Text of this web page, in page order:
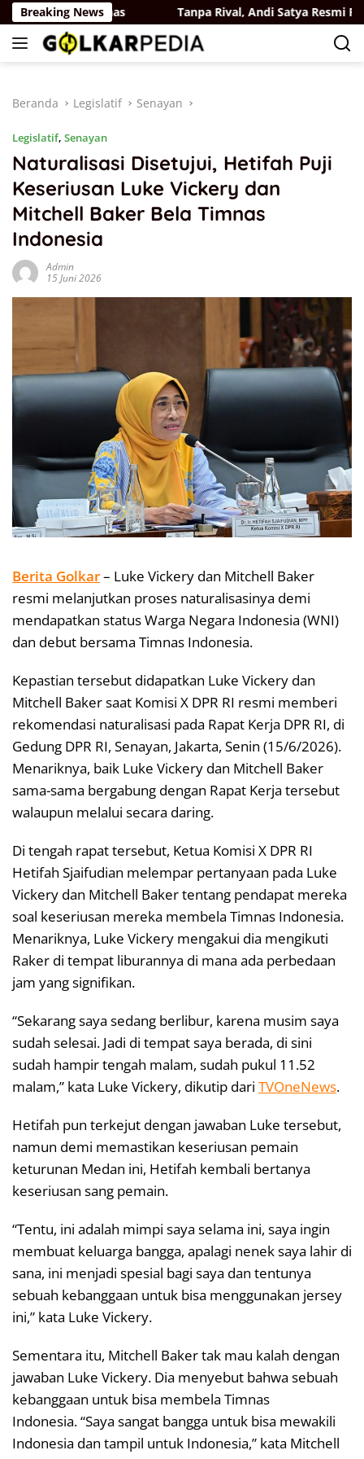
Langsung
ke
konten
Breaking News
RUU Sisdiknas Tanpa Rival, Andi Satya Resmi
Beranda Legislatif Senayan
Legislatif, Senayan
Naturalisasi Disetujui, Hetifah Puji
Keseriusan Luke Vickery dan
Mitchell Baker Bela Timnas
Indonesia
Admin
15 Juni 2026
Berita Golkar– Luke Vickery dan Mitchell Baker
resmi melanjutkan proses naturalisasinya demi
mendapatkan status Warga Negara Indonesia (WNI)
dan debut bersama Timnas Indonesia.
Kepastian tersebut didapatkan Luke Vickery dan
Mitchell Baker saat Komisi X DPR RI resmi memberi
rekomendasi naturalisasi pada Rapat Kerja DPR RI, di
Gedung DPR RI, Senayan, Jakarta, Senin (15/6/2026).
Menariknya, baik Luke Vickery dan Mitchell Baker
sama-sama bergabung dengan Rapat Kerja tersebut
walaupun melalui secara daring.
Di tengah rapat tersebut, Ketua Komisi X DPR RI
Hetifah Sjaifudian melempar pertanyaan pada Luke
Vickery dan Mitchell Baker tentang pendapat mereka
soal keseriusan mereka membela Timnas Indonesia.
Menariknya, Luke Vickery mengakui dia mengikuti
Raker di tempat liburannya di mana ada perbedaan
jam yang signifikan.
“Sekarang saya sedang berlibur, karena musim saya
sudah selesai. Jadi di tempat saya berada, di sini
sudah hampir tengah malam, sudah pukul 11.52
malam,” kata Luke Vickery, dikutip dari TVOneNews.
Hetifah pun terkejut dengan jawaban Luke tersebut,
namun demi memastikan keseriusan pemain
keturunan Medan ini, Hetifah kembali bertanya
keseriusan sang pemain.
“Tentu, ini adalah mimpi saya selama ini, saya ingin
membuat keluarga bangga, apalagi nenek saya lahir di
sana, ini menjadi spesial bagi saya dan tentunya
sebuah kebanggaan untuk bisa menggunakan jersey
ini,” kata Luke Vickery.
Sementara itu, Mitchell Baker tak mau kalah dengan
jawaban Luke Vickery. Dia menyebut bahwa sebuah
kebanggaan untuk bisa membela Timnas
Indonesia. “Saya sangat bangga untuk bisa mewakili
Indonesia dan tampil untuk Indonesia,” kata Mitchell